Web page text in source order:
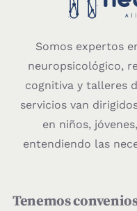
Somos expertos
neuropsicológico,
cognitiva y talleres
servicios van
en niños,
entendiendo las
Tenemos